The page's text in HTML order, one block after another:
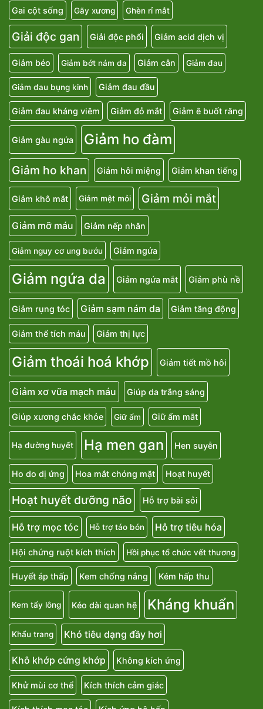
Gai cột sống Gãy xương Ghèn rỉ mắt
Giải độc gan Giải độc phổi Giảm acid dịch vị
Giảm béo Giảm bớt nám da Giảm cân Giảm đau
Giảm đau bụng kinh Giảm đau đầu
Giảm đau kháng viêm Giảm đỏ mắt Giảm ê buốt răng
Giảm gàu ngứa Giảm ho đàm
Giảm ho khan Giảm hôi miệng Giảm khan tiếng
Giảm khô mắt Giảm mệt mỏi Giảm mỏi mắt
Giảm mỡ máu Giảm nếp nhăn
Giảm nguy cơ ung bướu Giảm ngứa
Giảm ngứa da Giảm ngứa mắt Giảm phù nề
Giảm rụng tóc Giảm sạm nám da Giảm tăng động
Giảm thể tích máu Giảm thị lực
Giảm thoái hoá khớp Giảm tiết mồ hôi
Giảm xơ vữa mạch máu Giúp da trắng sáng
Giúp xương chắc khỏe Giữ ẩm Giữ ẩm mắt
Hạ đường huyết Hạ men gan Hen suyễn
Ho do dị ứng Hoa mắt chóng mặt Hoạt huyết
Hoạt huyết dưỡng não Hỗ trợ bài sỏi
Hỗ trợ mọc tóc Hỗ trợ táo bón Hỗ trợ tiêu hóa
Hội chứng ruột kích thích Hồi phục tổ chức vết thương
Huyết áp thấp Kem chống nắng Kém hấp thu
Kem tẩy lông Kéo dài quan hệ Kháng khuẩn
Khẩu trang Khó tiêu dạng đầy hơi
Khô khớp cứng khớp Không kích ứng
Khử mùi cơ thể Kích thích cảm giác